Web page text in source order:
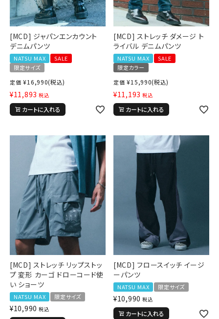
[MCD] ジャパンエンカウント
デニムパンツ
NATSU MAX
SALE
限定サイズ
定価 ¥16,990(税込)
¥11,893 税込
カートに入れる
[MCD] ストレッチ ダメージ ト
ライバル デニムパンツ
NATSU MAX
SALE
限定カラー
定価 ¥15,990(税込)
¥11,193 税込
カートに入れる
[MCD] ストレッチ リップストッ
プ 変形 カーゴ ドローコード使
い ショーツ
NATSU MAX 限定サイズ
¥10,990 税込
[MCD] フロースイッチ イージ
ーパンツ
NATSU MAX 限定サイズ
¥10,990 税込
カートに入れる